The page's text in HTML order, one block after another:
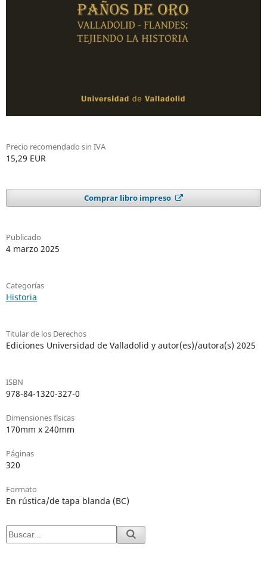
Precio recomendado sin IVA
15,29 EUR
Comprar libro impreso
Publicado
4 marzo 2025
Categorías
Historia
Titular de los Derechos
Ediciones Universidad de Valladolid y autor(es)/autora(s) 2025
ISBN
978-84-1320-327-0
Dimensiones físicas
170mm x 240mm
Páginas
320
Formato
En rústica/de tapa blanda (BC)